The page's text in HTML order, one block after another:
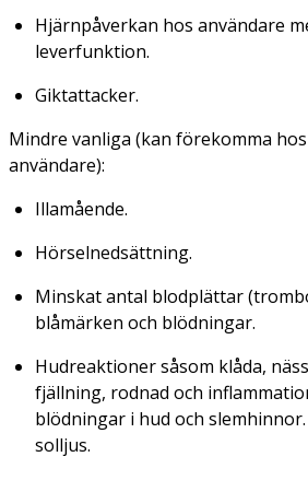
Hjärnpåverkan hos användare
leverfunktion.
Giktattacker.
Mindre vanliga (kan förekomma
användare):
Illamående.
Hörselnedsättning.
Minskat antal blodplättar
blåmärken och blödningar.
Hudreaktioner såsom klåda,
fjällning, rodnad och
blödningar i hud och
solljus.